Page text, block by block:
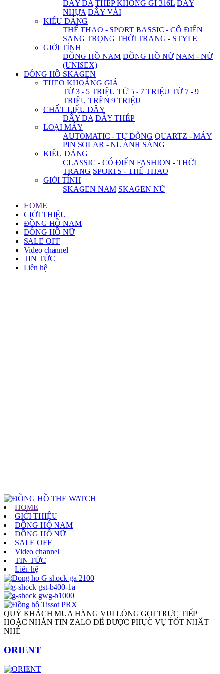
DÂY DA THÉP KHÔNG GỈ 316L DÂY
NHỰA DÂY VẢI
KIỂU DÁNG
THỂ THAO - SPORT BASSIC - CỔ ĐIỂN
SANG TRỌNG THỜI TRANG - STYLE
GIỚI TÍNH
ĐỒNG HỒ NAM ĐỒNG HỒ NỮ NAM - NỮ
(UNISEX)
ĐỒNG HỒ SKAGEN
THEO KHOẢNG GIÁ
TỪ 3 - 5 TRIỆU TỪ 5 - 7 TRIỆU TỪ 7 - 9
TRIỆU TRÊN 9 TRIỆU
CHẤT LIỆU DÂY
DÂY DA DÂY THÉP
LOẠI MÁY
AUTOMATIC - TỰ ĐỘNG QUARTZ - MÁY
PIN SOLAR - NL ÁNH SÁNG
KIỂU DÁNG
CLASSIC - CỔ ĐIỂN FASHION - THỜI
TRANG SPORTS - THỂ THAO
GIỚI TÍNH
SKAGEN NAM SKAGEN NỮ
HOME
GIỚI THIỆU
ĐỒNG HỒ NAM
ĐỒNG HỒ NỮ
SALE OFF
Video channel
TIN TỨC
Liên hệ
HOME
GIỚI THIỆU
ĐỒNG HỒ NAM
ĐỒNG HỒ NỮ
SALE OFF
Video channel
TIN TỨC
Liên hệ
QUÝ KHÁCH MUA HÀNG VUI LÒNG GỌI TRỰC TIẾP
HOẶC NHẮN TIN ZALO ĐỂ ĐƯỢC PHỤC VỤ TỐT NHẤT
NHÉ
ORIENT